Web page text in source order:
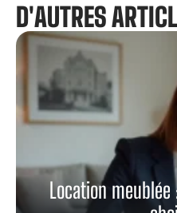
D'AUTRES
Location